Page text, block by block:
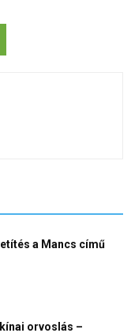
a Mancs című
orvoslás –